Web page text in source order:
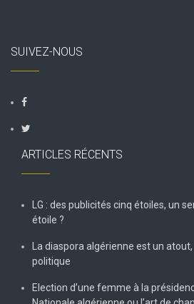
SUIVEZ-NOUS
ARTICLES RÉCENTS
LG : des publicités cinq étoiles, un
étoile ?
La diaspora algérienne est un
politique
Election d’une femme à la